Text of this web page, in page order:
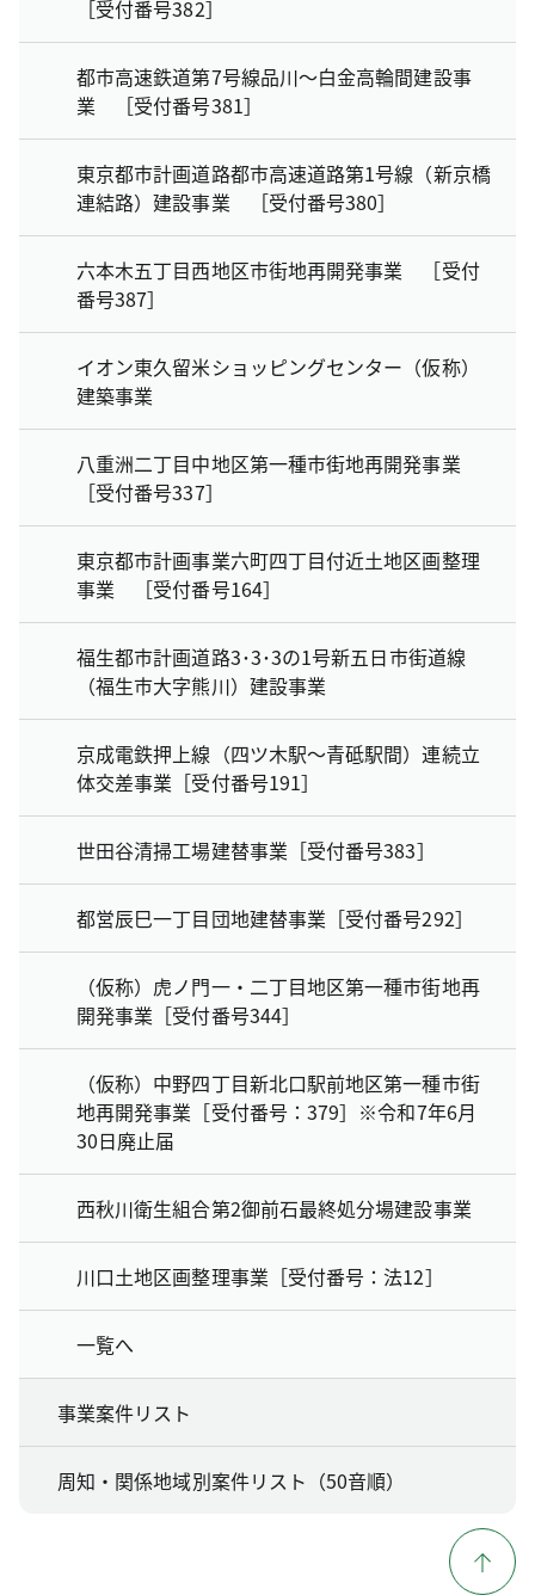
［受付番号382］
都市高速鉄道第7号線品川～白金高輪間建設事
業 ［受付番号381］
東京都市計画道路都市高速道路第1号線（新京橋
連結路）建設事業 ［受付番号380］
六本木五丁目西地区市街地再開発事業 ［受付
番号387］
イオン東久留米ショッピングセンター（仮称）
建築事業
八重洲二丁目中地区第一種市街地再開発事業
［受付番号337］
東京都市計画事業六町四丁目付近土地区画整理
事業 ［受付番号164］
福生都市計画道路3･3･3の1号新五日市街道線
（福生市大字熊川）建設事業
京成電鉄押上線（四ツ木駅～青砥駅間）連続立
体交差事業［受付番号191］
世田谷清掃工場建替事業［受付番号383］
都営辰巳一丁目団地建替事業［受付番号292］
（仮称）虎ノ門一・二丁目地区第一種市街地再
開発事業［受付番号344］
（仮称）中野四丁目新北口駅前地区第一種市街
地再開発事業［受付番号：379］※令和7年6月
30日廃止届
西秋川衛生組合第2御前石最終処分場建設事業
川口土地区画整理事業［受付番号：法12］
一覧へ
事業案件リスト
周知・関係地域別案件リスト（50音順）